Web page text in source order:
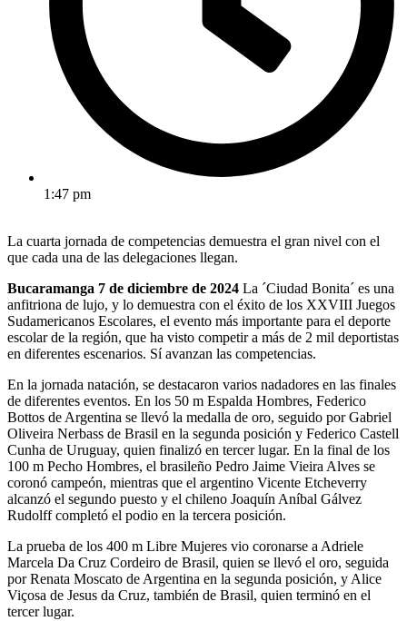
1:47 pm
La cuarta jornada de competencias demuestra el gran nivel con el
que cada una de las delegaciones llegan.
Bucaramanga 7 de diciembre de 2024 La ´Ciudad Bonita´ es una
anfitriona de lujo, y lo demuestra con el éxito de los XXVIII Juegos
Sudamericanos Escolares, el evento más importante para el deporte
escolar de la región, que ha visto competir a más de 2 mil deportistas
en diferentes escenarios. Sí avanzan las competencias.
En la jornada natación, se destacaron varios nadadores en las finales
de diferentes eventos. En los 50 m Espalda Hombres, Federico
Bottos de Argentina se llevó la medalla de oro, seguido por Gabriel
Oliveira Nerbass de Brasil en la segunda posición y Federico Castell
Cunha de Uruguay, quien finalizó en tercer lugar. En la final de los
100 m Pecho Hombres, el brasileño Pedro Jaime Vieira Alves se
coronó campeón, mientras que el argentino Vicente Etcheverry
alcanzó el segundo puesto y el chileno Joaquín Aníbal Gálvez
Rudolff completó el podio en la tercera posición.
La prueba de los 400 m Libre Mujeres vio coronarse a Adriele
Marcela Da Cruz Cordeiro de Brasil, quien se llevó el oro, seguida
por Renata Moscato de Argentina en la segunda posición, y Alice
Viçosa de Jesus da Cruz, también de Brasil, quien terminó en el
tercer lugar.